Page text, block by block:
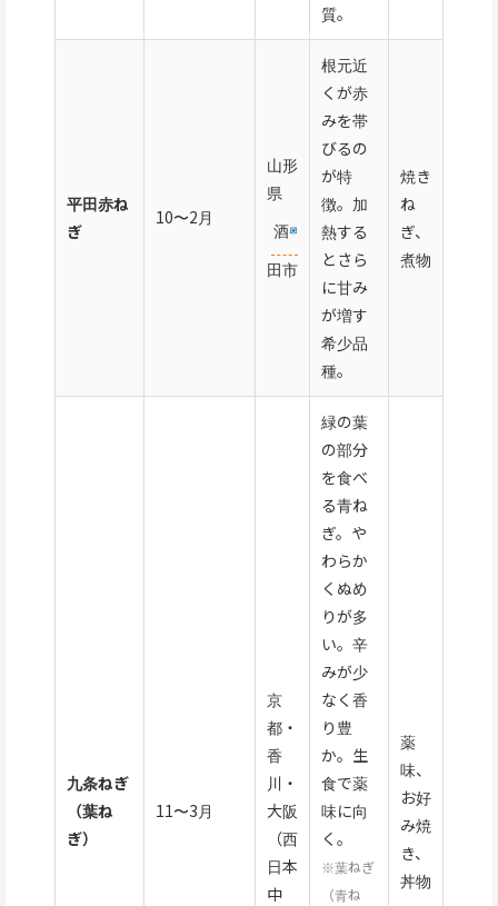
質。
平田赤ね
ぎ
10〜2月
山形
県
酒
田市
根元近
くが赤
みを帯
びるの
が特
徴。加
熱する
とさら
に甘み
が増す
希少品
種。
焼き
ね
ぎ、
煮物
九条ねぎ
（葉ね
ぎ）
11〜3月
京
都・
香
川・
大阪
（西
日本
中
緑の葉
の部分
を食べ
る青ね
ぎ。や
わらか
くぬめ
りが多
い。辛
みが少
なく香
り豊
か。生
食で薬
味に向
く。
※葉ねぎ
（青ね
薬
味、
お好
み焼
き、
丼物